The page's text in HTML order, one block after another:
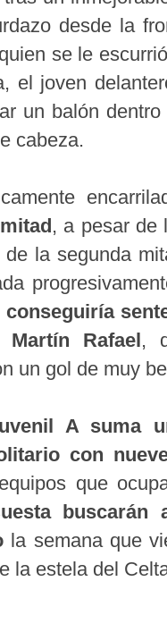
desde la
se le
el joven
un balón
cabeza.
, a pesar de
la segunda
conseguiría
Rafael ,
un gol de muy
A suma
con
que
buscarán
la semana que
la estela del